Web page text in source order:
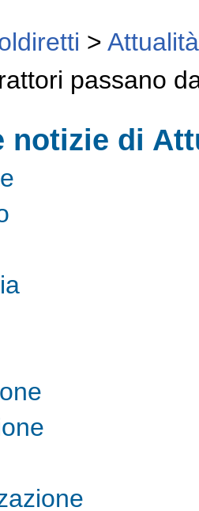
> Attualità
passano
notizie di